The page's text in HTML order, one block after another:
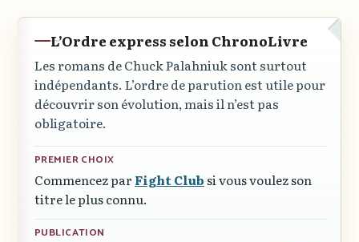
L’Ordre express selon ChronoLivre
Les romans de Chuck Palahniuk sont surtout
indépendants. L’ordre de parution est utile pour
découvrir son évolution, mais il n’est pas
obligatoire.
PREMIER CHOIX
Commencez par Fight Club si vous voulez son
titre le plus connu.
PUBLICATION